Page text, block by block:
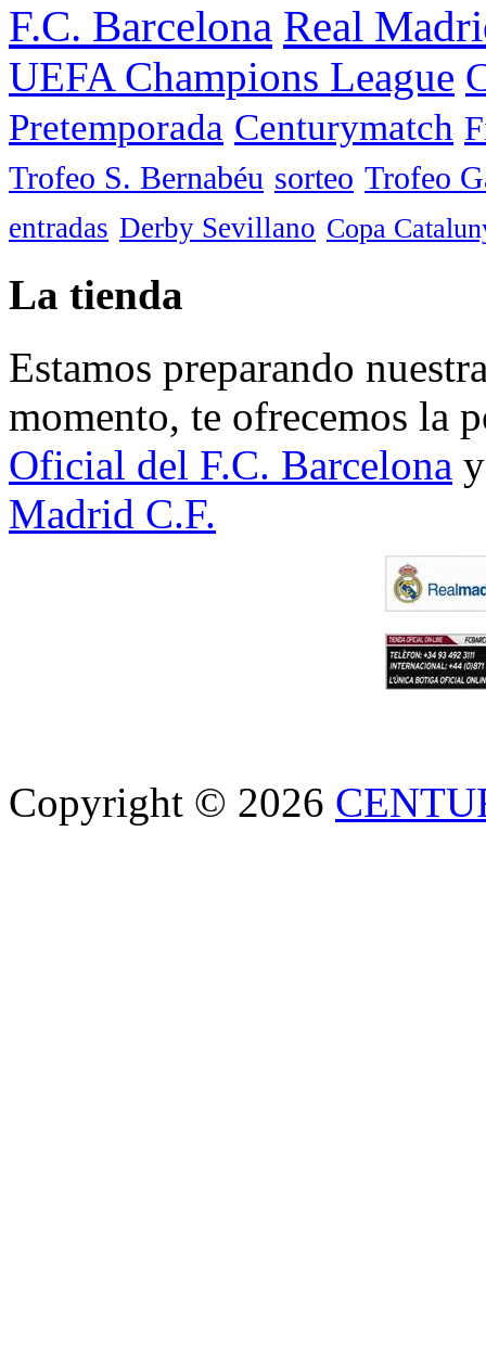
F.C. Barcelona Real
UEFA Champions League
Pretemporada Centurymatch
Trofeo S. Bernabéu sorteo Trofeo
entradas Derby Sevillano Copa
La tienda
Estamos preparando
momento, te ofrecemos la
Oficial del F.C. Barcelona
Madrid C.F.
Copyright © 2026